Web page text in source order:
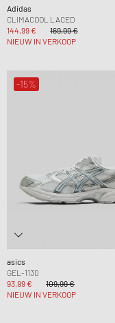
Adidas
CLIMACOOL LACED
144,99 €
169,99 €
NIEUW IN VERKOOP
-15%
asics
GEL-1130
93,99 €
109,99 €
NIEUW IN VERKOOP